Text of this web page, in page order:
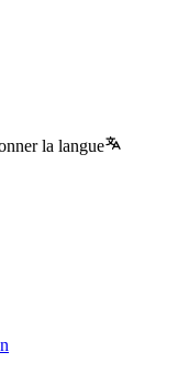
la langue